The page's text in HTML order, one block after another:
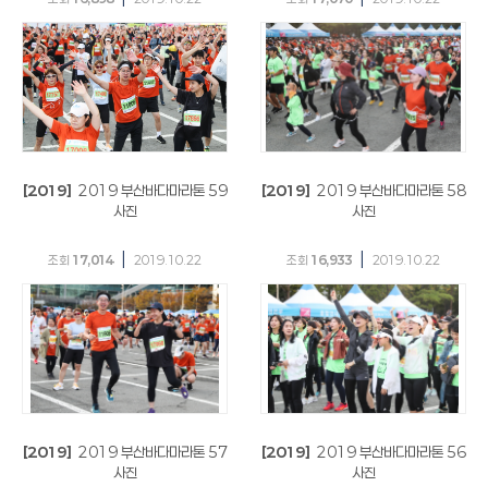
[2019] 2019 부산바다마라톤 59
사진
조회 17,014 2019.10.22
[2019] 2019 부산바다마라톤 58
사진
조회 16,933 2019.10.22
[2019] 2019 부산바다마라톤 57
사진
[2019] 2019 부산바다마라톤 56
사진